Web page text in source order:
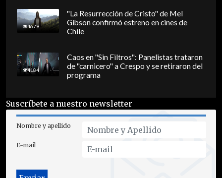
4679
"La Resurrección de Cristo" de Mel
Gibson confirmó estreno en cines de
Chile
4184
Caos en "Sin Filtros": Panelistas trataron
de "carnicero" a Crespo y se retiraron del
programa
Suscríbete a nuestro newsletter
Nombre y apellido
E-mail